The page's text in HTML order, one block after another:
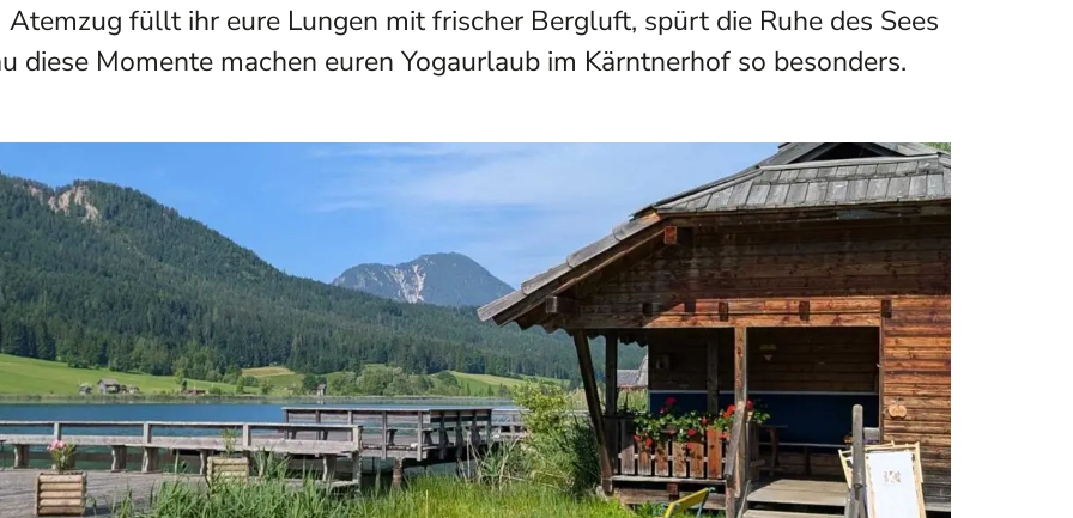
füllt ihr eure Lungen mit frischer Bergluft, spürt die Ruhe des Sees
diese Momente machen euren Yogaurlaub im Kärntnerhof so besonders.